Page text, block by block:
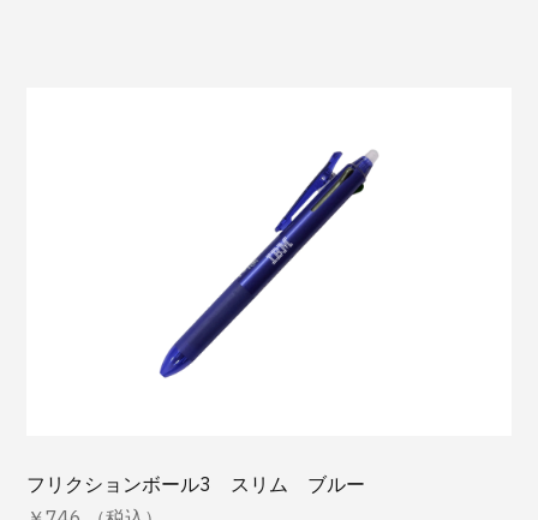
フリクションボール3 スリム ブルー